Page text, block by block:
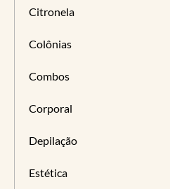
Citronela
Colônias
Combos
Corporal
Depilação
Estética